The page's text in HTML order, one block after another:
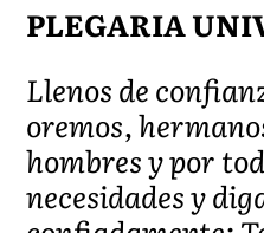
PLEGARIA
Llenos de
oremos,
hombres y por
necesidades y